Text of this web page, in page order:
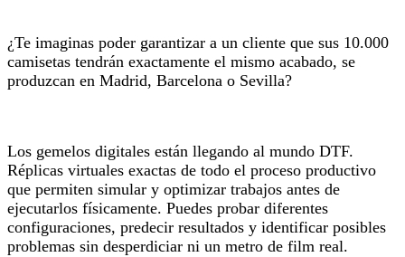
¿Te imaginas poder garantizar a un cliente que sus 10.000
camisetas tendrán exactamente el mismo acabado, se
produzcan en Madrid, Barcelona o Sevilla?
Los gemelos digitales están llegando al mundo DTF.
Réplicas virtuales exactas de todo el proceso productivo
que permiten simular y optimizar trabajos antes de
ejecutarlos físicamente. Puedes probar diferentes
configuraciones, predecir resultados y identificar posibles
problemas sin desperdiciar ni un metro de film real.